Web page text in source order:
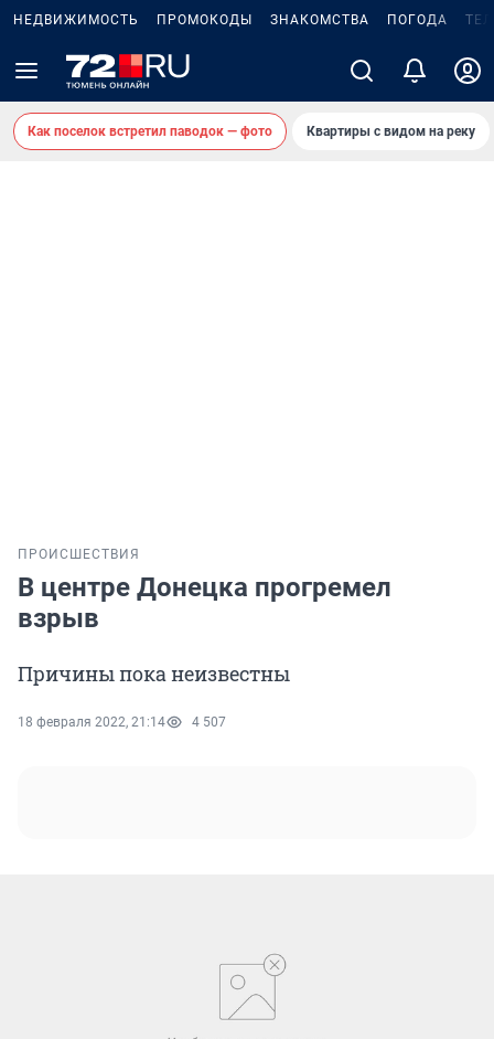
НЕДВИЖИМОСТЬ ПРОМОКОДЫ ЗНАКОМСТВА ПОГОДА
Как поселок встретил паводок — фото Квартиры с видом на реку
ПРОИСШЕСТВИЯ
В центре Донецка прогремел
взрыв
Причины пока неизвестны
18 февраля 2022, 21:14 4 507